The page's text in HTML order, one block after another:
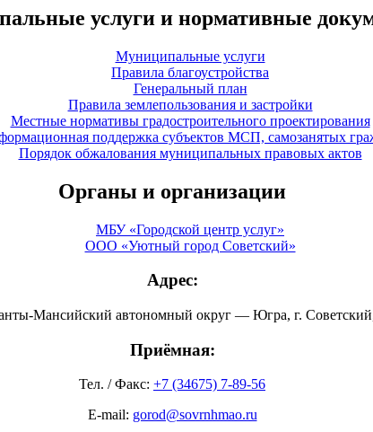
услуги и нормативные
Муниципальные услуги
Правила благоустройства
Генеральный план
Правила землепользования и застройки
Местные нормативы градостроительного проектирования
поддержка субъектов МСП, самозанятых
Порядок обжалования муниципальных правовых актов
Органы и организации
МБУ «Городской центр услуг»
ООО «Уютный город Советский»
Адрес:
Мансийский автономный округ — Югра, г.
Приёмная:
Тел. / Факс: +7 (34675) 7-89-56
E-mail: gorod@sovrnhmao.ru